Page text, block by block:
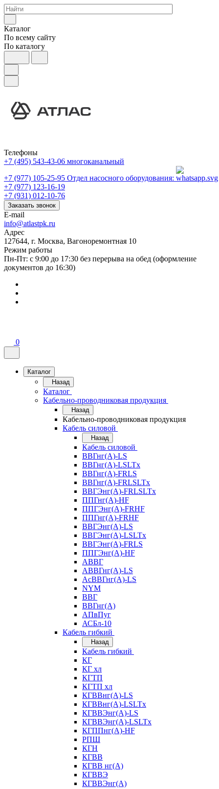
Каталог
По всему сайту
По каталогу
Телефоны
+7 (495) 543-43-06 многоканальный
+7 (977) 105-25-95 Отдел насосного оборудования:
+7 (977) 123-16-19
+7 (931) 012-10-76
Заказать звонок
E-mail
info@atlastpk.ru
Адрес
127644, г. Москва, Вагоноремонтная 10
Режим работы
Пн-Пт: с 9:00 до 17:30 без перерыва на обед (оформление
документов до 16:30)
0
Каталог
Назад
Каталог
Кабельно-проводниковая продукция
Назад
Кабельно-проводниковая продукция
Кабель силовой
Назад
Кабель силовой
ВВГнг(А)-LS
ВВГнг(А)-LSLTx
ВВГнг(А)-FRLS
ВВГнг(А)-FRLSLTx
ВВГЭнг(А)-FRLSLTx
ППГнг(А)-HF
ППГЭнг(А)-FRHF
ППГнг(А)-FRHF
ВВГЭнг(А)-LS
ВВГЭнг(А)-LSLTx
ВВГЭнг(А)-FRLS
ППГЭнг(А)-HF
АВВГ
АВВГнг(А)-LS
АсВВГнг(А)-LS
NYM
ВВГ
ВВГнг(А)
АПвПуг
АСБл-10
Кабель гибкий
Назад
Кабель гибкий
КГ
КГ хл
КГТП
КГТП хл
КГВВнг(А)-LS
КГВВнг(А)-LSLTx
КГВВЭнг(А)-LS
КГВВЭнг(А)-LSLTx
КГППнг(А)-HF
РПШ
КГН
КГВВ
КГВВ нг(А)
КГВВЭ
КГВВЭнг(А)